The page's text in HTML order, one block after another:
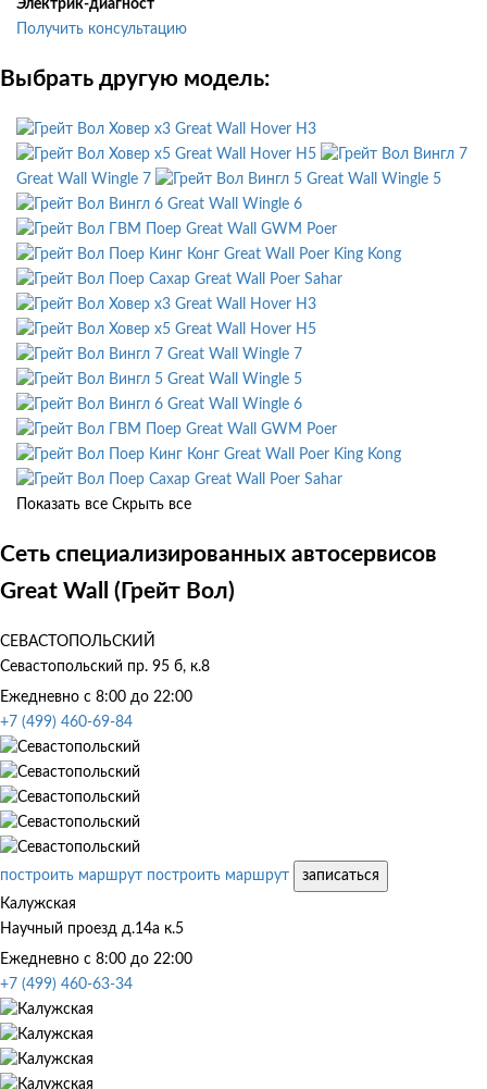
Электрик-диагност
Получить консультацию
Выбрать другую модель:
Great Wall Hover H3
Great Wall Hover H5
Great Wall Wingle 7
Great Wall Wingle 5
Great Wall Wingle 6
Great Wall GWM Poer
Great Wall Poer King Kong
Great Wall Poer Sahar
Great Wall Hover H3
Great Wall Hover H5
Great Wall Wingle 7
Great Wall Wingle 5
Great Wall Wingle 6
Great Wall GWM Poer
Great Wall Poer King Kong
Great Wall Poer Sahar
Показать все Скрыть все
Сеть специализированных автосервисов
Great Wall (Грейт Вол)
СЕВАСТОПОЛЬСКИЙ
Севастопольский пр. 95 б, к.8
Ежедневно с 8:00 до 22:00
+7 (499) 460-69-84
построить маршрут построить маршрут
записаться
Калужская
Научный проезд д.14а к.5
Ежедневно с 8:00 до 22:00
+7 (499) 460-63-34